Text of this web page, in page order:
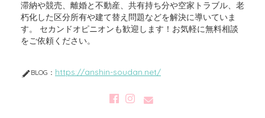
滞納や競売、離婚と不動産、共有持ち分や空家トラブル、老
朽化した区分所有や建て替え問題などを解決に導いていま
す。 セカンドオピニオンも歓迎します！お気軽に無料相談
をご依頼ください。
BLOG： https://anshin-soudan.net/